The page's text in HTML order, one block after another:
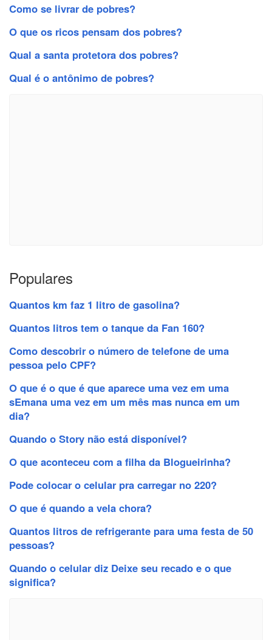
Como se livrar de pobres?
O que os ricos pensam dos pobres?
Qual a santa protetora dos pobres?
Qual é o antônimo de pobres?
Populares
Quantos km faz 1 litro de gasolina?
Quantos litros tem o tanque da Fan 160?
Como descobrir o número de telefone de uma
pessoa pelo CPF?
O que é o que é que aparece uma vez em uma
sEmana uma vez em um mês mas nunca em um
dia?
Quando o Story não está disponível?
O que aconteceu com a filha da Blogueirinha?
Pode colocar o celular pra carregar no 220?
O que é quando a vela chora?
Quantos litros de refrigerante para uma festa de 50
pessoas?
Quando o celular diz Deixe seu recado e o que
significa?